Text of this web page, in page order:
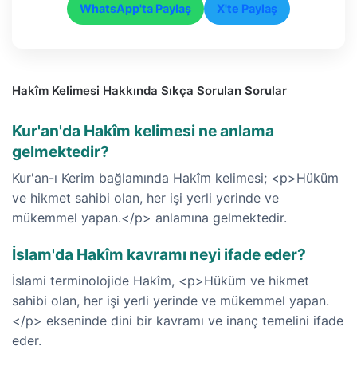
WhatsApp'ta Paylaş X'te Paylaş
Hakîm Kelimesi Hakkında Sıkça Sorulan Sorular
Kur'an'da Hakîm kelimesi ne anlama
gelmektedir?
Kur'an-ı Kerim bağlamında Hakîm kelimesi; <p>Hüküm
ve hikmet sahibi olan, her işi yerli yerinde ve
mükemmel yapan.</p> anlamına gelmektedir.
İslam'da Hakîm kavramı neyi ifade eder?
İslami terminolojide Hakîm, <p>Hüküm ve hikmet
sahibi olan, her işi yerli yerinde ve mükemmel yapan.
</p> ekseninde dini bir kavramı ve inanç temelini ifade
eder.